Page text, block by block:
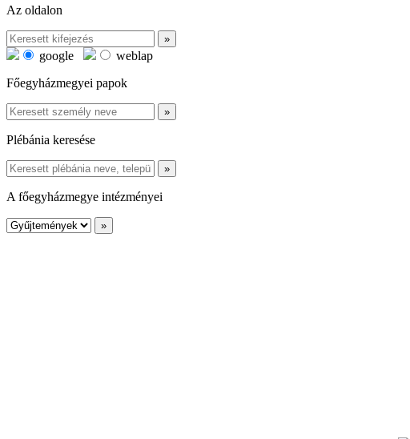
Az oldalon
google
weblap
Főegyházmegyei papok
Plébánia keresése
A főegyházmegye intézményei